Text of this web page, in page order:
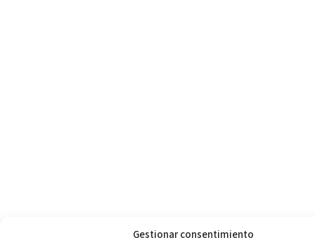
Gestionar consentimiento